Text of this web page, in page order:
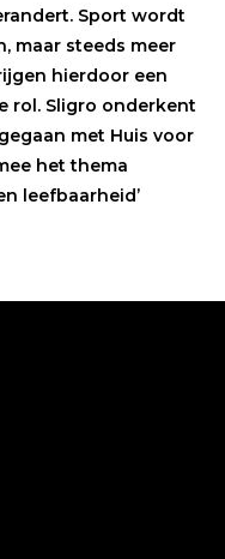
Sport wordt
maar steeds meer
hierdoor een
rol. Sligro onderkent
met Huis voor
het thema
leefbaarheid’